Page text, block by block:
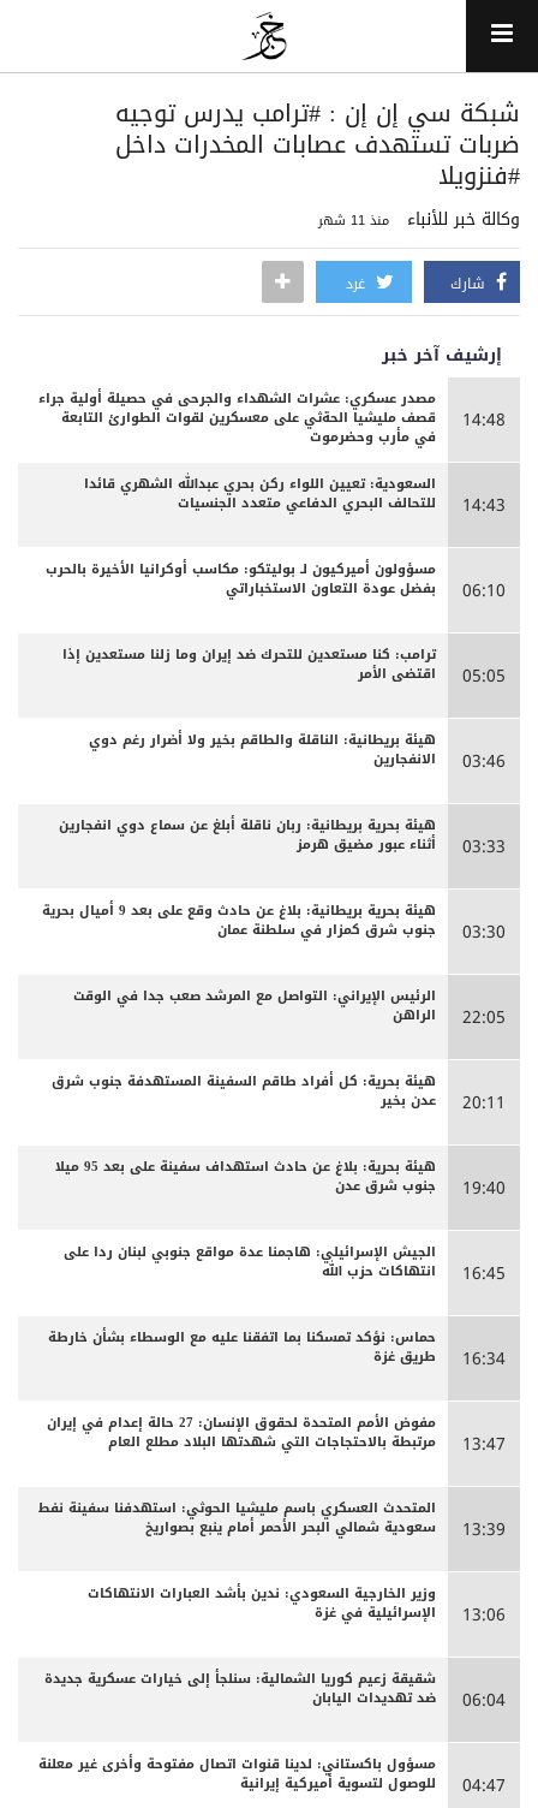
شبكة سي إن إن : #ترامب يدرس توجيه
ضربات تستهدف عصابات المخدرات داخل
#فنزويلا
وكالة خبر للأنباء منذ 11 شهر
شارك غرد
إرشيف آخر خبر
14:48
مصدر عسكري: عشرات الشهداء والجرحى ‏في حصيلة أولية جراء
قصف مليشيا الحةثي على معسكرين لقوات الطوارئ التابعة
في مأرب وحضرموت
14:43
السعودية: تعيين اللواء ركن بحري عبدالله الشهري قائدا
للتحالف البحري الدفاعي متعدد الجنسيات
06:10
مسؤولون أميركيون لـ بوليتكو: مكاسب أوكرانيا الأخيرة بالحرب
بفضل عودة التعاون الاستخباراتي
05:05
ترامب: كنا مستعدين للتحرك ضد إيران وما زلنا مستعدين إذا
اقتضى الأمر
03:46
هيئة بريطانية: الناقلة والطاقم بخير ولا أضرار رغم دوي
الانفجارين
03:33
هيئة بحرية بريطانية: ربان ناقلة أبلغ عن سماع دوي انفجارين
أثناء عبور مضيق هرمز
03:30
هيئة بحرية بريطانية: بلاغ عن حادث وقع على بعد 9 أميال بحرية
جنوب شرق كمزار في سلطنة عمان
22:05
الرئيس الإيراني: التواصل مع المرشد صعب جدا في الوقت
الراهن
20:11
هيئة بحرية: كل أفراد طاقم السفينة المستهدفة جنوب شرق
عدن بخير
19:40
هيئة بحرية: بلاغ عن حادث استهداف سفينة على بعد 95 ميلا
جنوب شرق عدن
16:45
الجيش الإسرائيلي: هاجمنا عدة مواقع جنوبي لبنان ردا على
انتهاكات حزب الله
16:34
حماس: نؤكد تمسكنا بما اتفقنا عليه مع الوسطاء بشأن خارطة
طريق غزة
13:47
مفوض الأمم المتحدة لحقوق الإنسان: 27 حالة إعدام في إيران
مرتبطة بالاحتجاجات التي شهدتها البلاد مطلع العام
13:39
المتحدث العسكري باسم مليشيا الحوثي: استهدفنا سفينة نفط
سعودية شمالي البحر الأحمر أمام ينبع بصواريخ
13:06
وزير الخارجية السعودي: ندين بأشد العبارات الانتهاكات
الإسرائيلية في غزة
06:04
شقيقة زعيم كوريا الشمالية: سنلجأ إلى خيارات عسكرية جديدة
ضد تهديدات اليابان
04:47
مسؤول باكستاني: لدينا قنوات اتصال مفتوحة وأخرى غير معلنة
للوصول لتسوية أميركية إيرانية